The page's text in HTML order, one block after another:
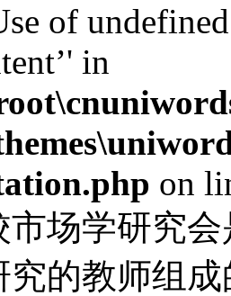
of
in
on
市场学研究
究的教师组